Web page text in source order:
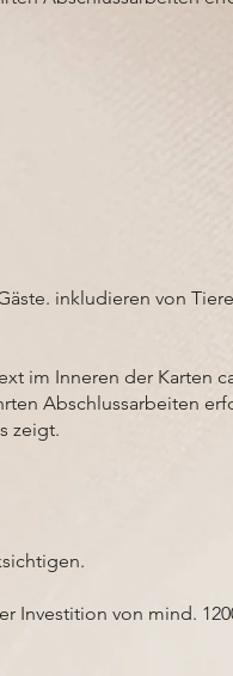
inkludieren von
im Inneren der Karten
Abschlussarbeiten
zeigt.
Investition von mind.